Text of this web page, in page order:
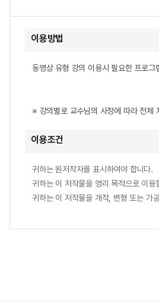
이용방법
동영상 유형 강의 이용시 필요한 프로그
※ 강의별로 교수님의 사정에 따라 전체
이용조건
귀하는 원저작자를 표시하여야 합니다.
귀하는 이 저작물을 영리 목적으로 이용
귀하는 이 저작물을 개작, 변형 또는 가